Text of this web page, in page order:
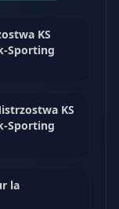
KS
Sporting
KS
Sporting
la